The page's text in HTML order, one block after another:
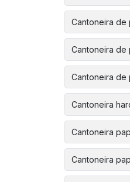
Cantoneira
Cantoneira de
Cantoneira de
Cantoneira
Cantoneira
Cantoneira